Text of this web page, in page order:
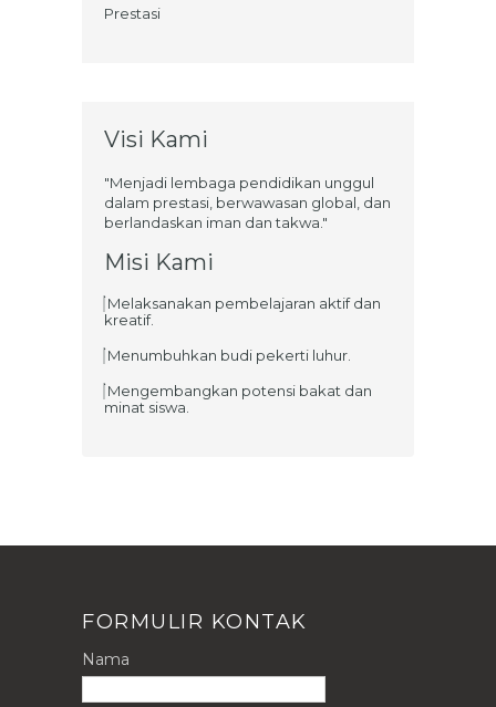
Prestasi
Visi Kami
"Menjadi lembaga pendidikan unggul
dalam prestasi, berwawasan global, dan
berlandaskan iman dan takwa."
Misi Kami
Melaksanakan pembelajaran aktif dan
kreatif.
Menumbuhkan budi pekerti luhur.
Mengembangkan potensi bakat dan
minat siswa.
FORMULIR KONTAK
Nama